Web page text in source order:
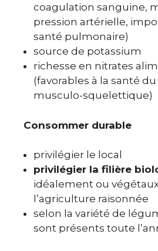
coagulation sanguine,
pression artérielle,
santé pulmonaire)
source de potassium
richesse en nitrates
(favorables à la santé
musculo-squelettique)
Consommer durable
privilégier le local
privilégier la filière
idéalement ou
l’agriculture raisonnée
selon la variété de
sont présents toute